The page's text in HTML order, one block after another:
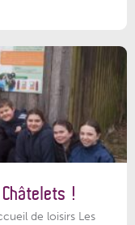
!
de loisirs Les